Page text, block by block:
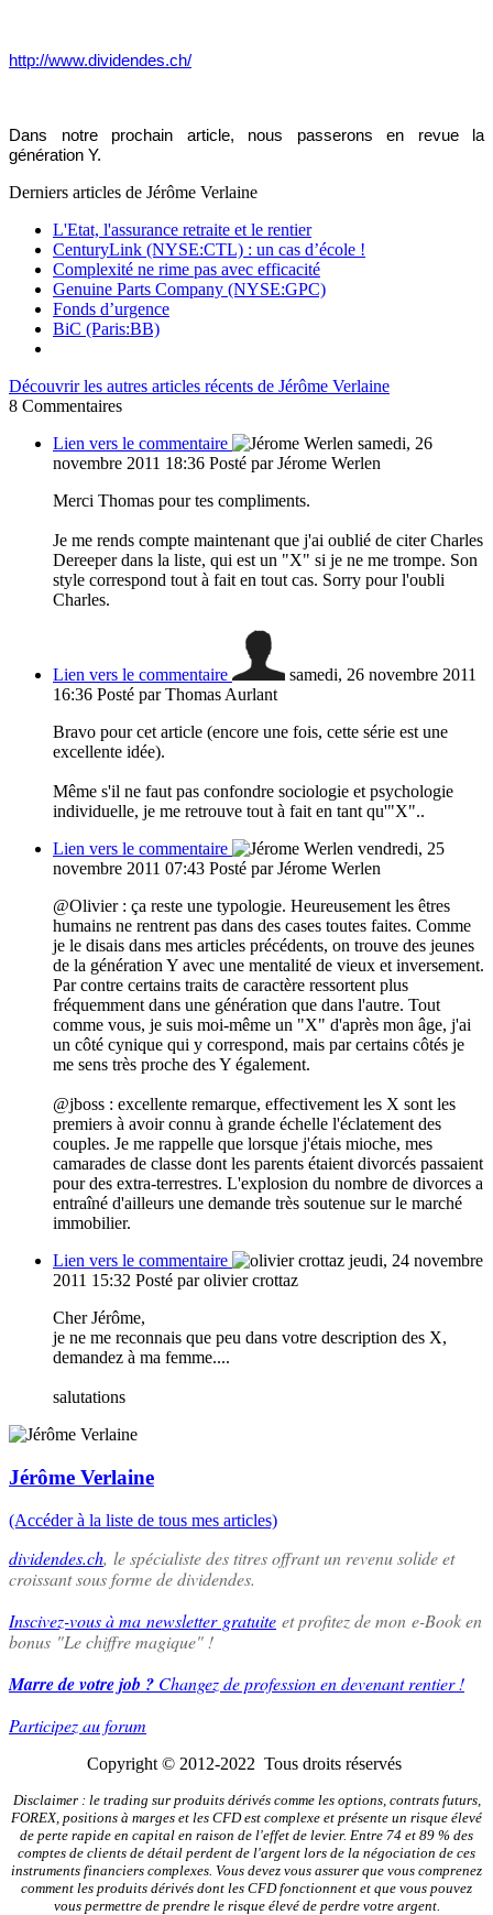
http://www.dividendes.ch/
Dans notre prochain article, nous passerons en revue la
génération Y.
Derniers articles de Jérôme Verlaine
L'Etat, l'assurance retraite et le rentier
CenturyLink (NYSE:CTL) : un cas d’école !
Complexité ne rime pas avec efficacité
Genuine Parts Company (NYSE:GPC)
Fonds d’urgence
BiC (Paris:BB)
Découvrir les autres articles récents de Jérôme Verlaine
8 Commentaires
Lien vers le commentaire
samedi, 26
novembre 2011 18:36 Posté par Jérome Werlen
Merci Thomas pour tes compliments.
Je me rends compte maintenant que j'ai oublié de citer Charles
Dereeper dans la liste, qui est un "X" si je ne me trompe. Son
style correspond tout à fait en tout cas. Sorry pour l'oubli
Charles.
Lien vers le commentaire
samedi, 26 novembre 2011
16:36 Posté par Thomas Aurlant
Bravo pour cet article (encore une fois, cette série est une
excellente idée).
Même s'il ne faut pas confondre sociologie et psychologie
individuelle, je me retrouve tout à fait en tant qu'"X"..
Lien vers le commentaire
vendredi, 25
novembre 2011 07:43 Posté par Jérome Werlen
@Olivier : ça reste une typologie. Heureusement les êtres
humains ne rentrent pas dans des cases toutes faites. Comme
je le disais dans mes articles précédents, on trouve des jeunes
de la génération Y avec une mentalité de vieux et inversement.
Par contre certains traits de caractère ressortent plus
fréquemment dans une génération que dans l'autre. Tout
comme vous, je suis moi-même un "X" d'après mon âge, j'ai
un côté cynique qui y correspond, mais par certains côtés je
me sens très proche des Y également.
@jboss : excellente remarque, effectivement les X sont les
premiers à avoir connu à grande échelle l'éclatement des
couples. Je me rappelle que lorsque j'étais mioche, mes
camarades de classe dont les parents étaient divorcés passaient
pour des extra-terrestres. L'explosion du nombre de divorces a
entraîné d'ailleurs une demande très soutenue sur le marché
immobilier.
Lien vers le commentaire
jeudi, 24 novembre
2011 15:32 Posté par olivier crottaz
Cher Jérôme,
je ne me reconnais que peu dans votre description des X,
demandez à ma femme....
salutations
Jérôme Verlaine
(Accéder à la liste de tous mes articles)
dividendes.ch, le spécialiste des titres offrant un revenu solide et
croissant sous forme de dividendes.
Inscivez-vous à ma newsletter gratuite et profitez de mon e-Book en
bonus "Le chiffre magique" !
Marre de votre job ? Changez de profession en devenant rentier !
Participez au forum
Copyright © 2012-2022 Tous droits réservés
Disclaimer : le trading sur produits dérivés comme les options, contrats futurs,
FOREX, positions à marges et les CFD est complexe et présente un risque élevé
de perte rapide en capital en raison de l'effet de levier. Entre 74 et 89 % des
comptes de clients de détail perdent de l'argent lors de la négociation de ces
instruments financiers complexes. Vous devez vous assurer que vous comprenez
comment les produits dérivés dont les CFD fonctionnent et que vous pouvez
vous permettre de prendre le risque élevé de perdre votre argent.